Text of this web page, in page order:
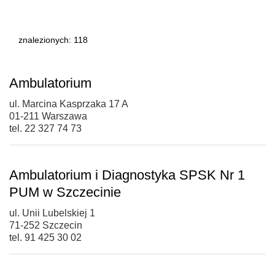
znalezionych: 118
Ambulatorium
ul. Marcina Kasprzaka 17 A
01-211 Warszawa
tel. 22 327 74 73
Ambulatorium i Diagnostyka SPSK Nr 1
PUM w Szczecinie
ul. Unii Lubelskiej 1
71-252 Szczecin
tel. 91 425 30 02